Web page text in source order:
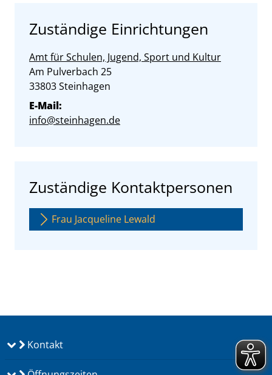
Zuständige Einrichtungen
Amt für Schulen, Jugend, Sport und Kultur
Straße:
Am Pulverbach Hausnummer:
25
PLZ:
33803Ort:
Steinhagen
E-Mail:
info@steinhagen.de
Zuständige Kontaktpersonen
Frau Jacqueline Lewald
Kontakt